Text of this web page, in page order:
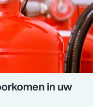
in uw